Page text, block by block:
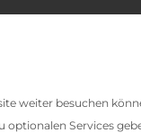
weiter besuchen
optionalen Services